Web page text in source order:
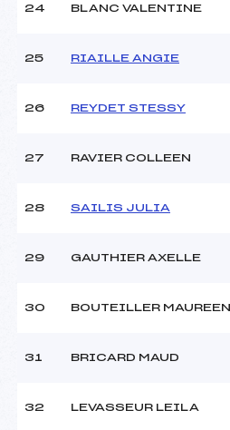
24 BLANC VALENTINE
25 RIAILLE ANGIE
26 REYDET STESSY
27 RAVIER COLLEEN
28 SAILIS JULIA
29 GAUTHIER AXELLE
30 BOUTEILLER MAUREEN
31 BRICARD MAUD
32 LEVASSEUR LEILA